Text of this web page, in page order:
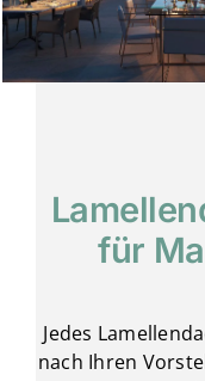
für
Jedes
nach Ihren